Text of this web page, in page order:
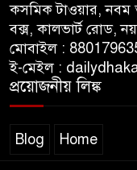
কসমিক টাওয়ার, নবম
বক্স, কালভার্ট রোড,
মোবাইল :
ই-মেইল :
প্রয়োজনীয় লিঙ্ক
Blog Home